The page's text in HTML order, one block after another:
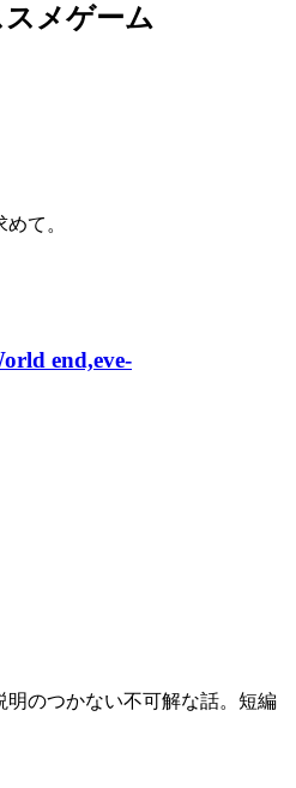
メゲーム
て。
end,eve-
明のつかない不可解な話。短編